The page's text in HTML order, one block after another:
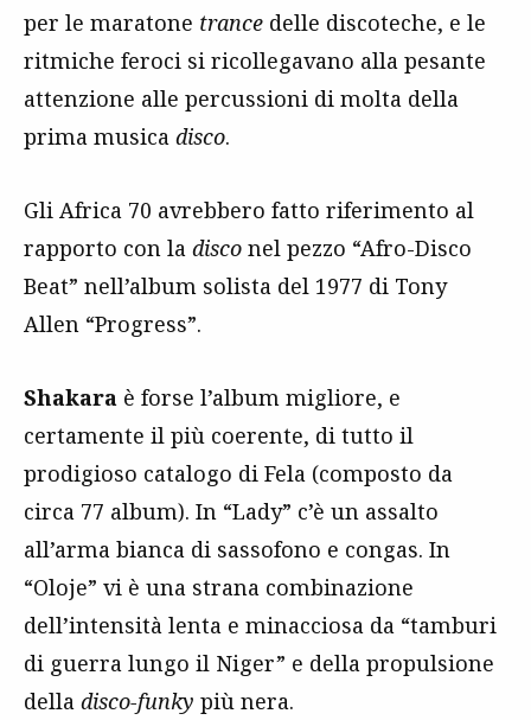
per le maratone trance delle discoteche, e le
ritmiche feroci si ricollegavano alla pesante
attenzione alle percussioni di molta della
prima musica disco.
Gli Africa 70 avrebbero fatto riferimento al
rapporto con la disco nel pezzo “Afro-Disco
Beat” nell’album solista del 1977 di Tony
Allen “Progress”.
Shakara è forse l’album migliore, e
certamente il più coerente, di tutto il
prodigioso catalogo di Fela (composto da
circa 77 album). In “Lady” c’è un assalto
all’arma bianca di sassofono e congas. In
“Oloje” vi è una strana combinazione
dell’intensità lenta e minacciosa da “tamburi
di guerra lungo il Niger” e della propulsione
della disco-funky più nera.